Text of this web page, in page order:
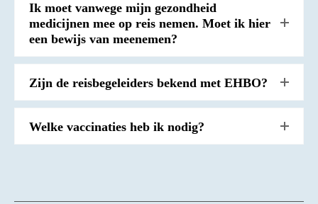
Ik moet vanwege mijn gezondheid
medicijnen mee op reis nemen. Moet ik hier
een bewijs van meenemen?
Zijn de reisbegeleiders bekend met EHBO?
Welke vaccinaties heb ik nodig?